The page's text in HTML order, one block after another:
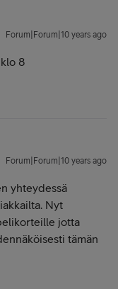
Forum|Forum|10 years ago
8
Forum|Forum|10 years ago
yhteydessä
Nyt
jotta
tämän